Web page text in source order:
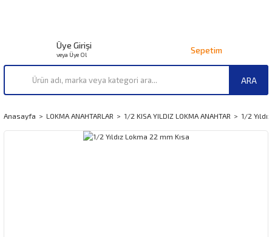
ARA
Üye Girişi
veya Üye Ol Sepetim
Anasayfa LOKMA ANAHTARLAR 1/2 KISA YILDIZ LOKMA ANAHTAR 1/2